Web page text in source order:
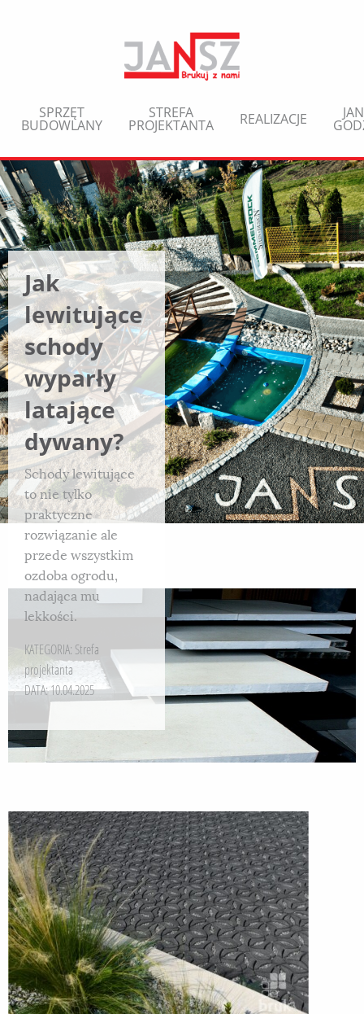
SPRZĘT
BUDOWLANY
STREFA
PROJEKTANTA REALIZACJE
Jak
lewitujące
schody
wyparły
latające
dywany?
Schody lewitujące
to nie tylko
praktyczne
rozwiązanie ale
przede wszystkim
ozdoba ogrodu,
nadająca mu
lekkości.
KATEGORIA: Strefa
projektanta
DATA: 10.04.2025